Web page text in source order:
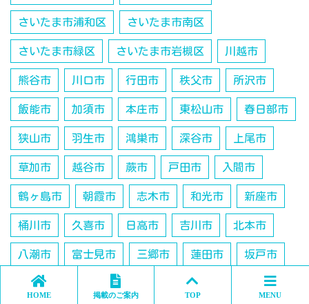
さいたま市浦和区 さいたま市南区
さいたま市緑区 さいたま市岩槻区 川越市
熊谷市 川口市 行田市 秩父市 所沢市
飯能市 加須市 本庄市 東松山市 春日部市
狭山市 羽生市 鴻巣市 深谷市 上尾市
草加市 越谷市 蕨市 戸田市 入間市
鶴ヶ島市 朝霞市 志木市 和光市 新座市
桶川市 久喜市 日高市 吉川市 北本市
八潮市 富士見市 三郷市 蓮田市 坂戸市
幸手市 ふじみ野市 北足立郡伊奈町
HOME 掲載のご案内 TOP MENU